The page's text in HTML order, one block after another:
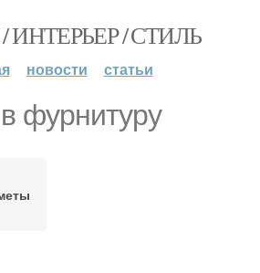
ИНТЕРЬЕР / СТИЛЬ
новости статьи
фурнитуру